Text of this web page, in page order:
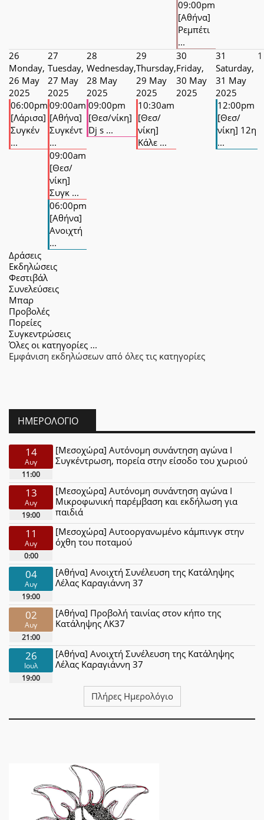
09:00pm
[Αθήνα]
Ρεμπέτι
...
26
Monday,
26 May
2025
06:00pm
[Λάρισα]
Συγκέν
...
27
Tuesday,
27 May
2025
09:00am
[Αθήνα]
Συγκέντ
...
09:00am
[Θεσ/
νίκη]
Συγκ ...
06:00pm
[Αθήνα]
Ανοιχτή
...
28
Wednesday,
28 May
2025
09:00pm
[Θεσ/νίκη]
Dj s ...
29
Thursday,
29 May
2025
10:30am
[Θεσ/
νίκη]
Κάλε ...
30
Friday,
30 May
2025
31
Saturday,
31 May
2025
12:00pm
[Θεσ/
νίκη] 12η
...
1
Δράσεις
Εκδηλώσεις
Φεστιβάλ
Συνελεύσεις
Μπαρ
Προβολές
Πορείες
Συγκεντρώσεις
Όλες οι κατηγορίες ...
Εμφάνιση εκδηλώσεων από όλες τις κατηγορίες
ΗΜΕΡΟΛΌΓΙΟ
14
Αυγ
11:00
[Μεσοχώρα] Αυτόνομη συνάντηση αγώνα Ι
Συγκέντρωση, πορεία στην είσοδο του χωριού
13
Αυγ
19:00
[Μεσοχώρα] Αυτόνομη συνάντηση αγώνα Ι
Μικροφωνική παρέμβαση και εκδήλωση για
παιδιά
11
Αυγ
0:00
[Μεσοχώρα] Αυτοοργανωμένο κάμπινγκ στην
όχθη του ποταμού
04
Αυγ
19:00
[Αθήνα] Ανοιχτή Συνέλευση της Κατάληψης
Λέλας Καραγιάννη 37
02
Αυγ
21:00
[Αθήνα] Προβολή ταινίας στον κήπο της
Κατάληψης ΛΚ37
26
Ιουλ
19:00
[Αθήνα] Ανοιχτή Συνέλευση της Κατάληψης
Λέλας Καραγιάννη 37
Πλήρες Ημερολόγιο